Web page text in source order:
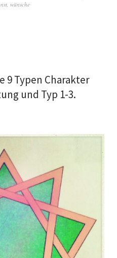
, wünsche
9 Typen Charakter
und Typ 1-3.